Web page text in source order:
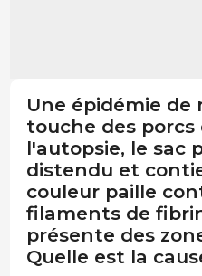
Une épidémie de
touche des porcs
l'autopsie, le sac
distendu et
couleur paille
filaments de
présente des
Quelle est la